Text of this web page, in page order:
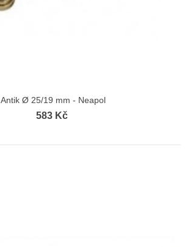
Antik Ø 25/19 mm - Neapol
583 Kč